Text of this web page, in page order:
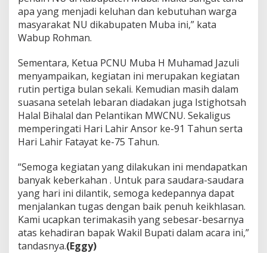
apa yang menjadi keluhan dan kebutuhan warga
masyarakat NU dikabupaten Muba ini,” kata
Wabup Rohman.
Sementara, Ketua PCNU Muba H Muhamad Jazuli
menyampaikan, kegiatan ini merupakan kegiatan
rutin pertiga bulan sekali. Kemudian masih dalam
suasana setelah lebaran diadakan juga Istighotsah
Halal Bihalal dan Pelantikan MWCNU. Sekaligus
memperingati Hari Lahir Ansor ke-91 Tahun serta
Hari Lahir Fatayat ke-75 Tahun.
“Semoga kegiatan yang dilakukan ini mendapatkan
banyak keberkahan . Untuk para saudara-saudara
yang hari ini dilantik, semoga kedepannya dapat
menjalankan tugas dengan baik penuh keikhlasan.
Kami ucapkan terimakasih yang sebesar-besarnya
atas kehadiran bapak Wakil Bupati dalam acara ini,”
tandasnya.(Eggy)